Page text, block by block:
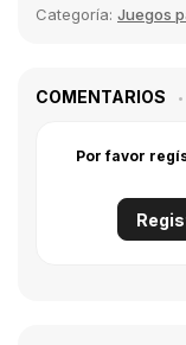
Categoría: Juegos
COMENTARIOS
Por favor